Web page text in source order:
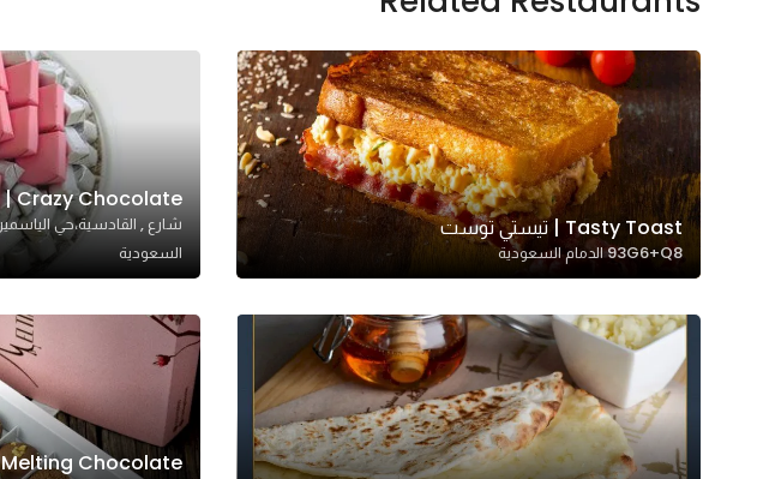
Tasty Toast | تيستي توست
93G6+Q8 الدمام السعودية
Crazy Chocolate | حلويات كريزي شوكوليت
السعودية
Melting Chocolate | مِلتنق شوكولاته